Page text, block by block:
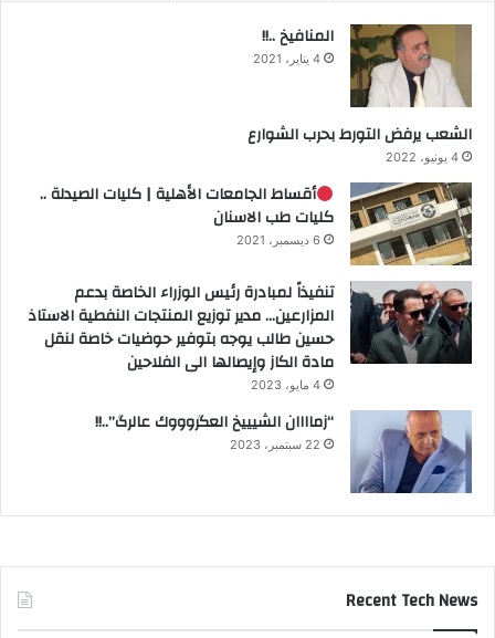
المنافيخ ..!!
4 يناير، 2021
الشعب يرفض التورط بحرب الشوارع
4 يونيو، 2022
أقساط الجامعات الأهلية | كليات الصيدلة ..
كليات طب الاسنان
6 ديسمبر، 2021
تنفيذاً لمبادرة رئيس الوزراء الخاصة بدعم
المزارعين… مدير توزيع المنتجات النفطية الاستاذ
حسين طالب يوجه بتوفير حوضيات خاصة لنقل
مادة الكاز وإيصالها الى الفلاحين
4 مايو، 2023
“زماااان الشيييخ العگروووك عالرگ”..!!
22 سبتمبر، 2023
Recent Tech News